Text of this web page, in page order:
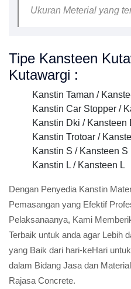
Ukuran Meterial yang
Tipe Kansteen
Kutawargi :
Kanstin Taman /
Kanstin Car Stopper /
Kanstin Dki / Kansteen
Kanstin Trotoar /
Kanstin S / Kansteen S
Kanstin L / Kansteen L
Dengan Penyedia Kanstin
Pemasangan yang Efektif
Pelaksanaanya, Kami
Terbaik untuk anda agar Lebih
yang Baik dari hari-keHari
dalam Bidang Jasa dan
Rajasa Concrete.